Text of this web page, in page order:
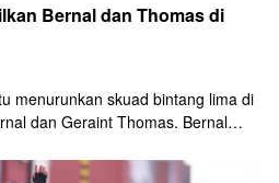
Bernal dan Thomas di
menurunkan skuad bintang lima di
dan Geraint Thomas. Bernal
di Giro d'Italia 2020.